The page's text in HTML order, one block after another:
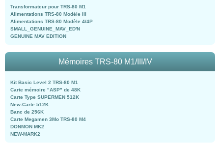
Transformateur pour TRS-80 M1
Alimentations TRS-80 Modèle III
Alimentations TRS-80 Modèle 4/4P
SMALL_GENUINE_MAV_ED'N
GENUINE MAV EDITION
Mémoires TRS-80 M1/III/IV
Kit Basic Level 2 TRS-80 M1
Carte mémoire "ASP" de 48K
Carte Type SUPERMEN 512K
New-Carte 512K
Banc de 256K
Carte Megamen 3Mo TRS-80 M4
DONMON MK2
NEW-MARK2